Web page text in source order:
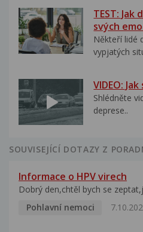
TEST:
svých
Někteří lidé
vypjatých
VIDEO:
Shlédněte
deprese..
SOUVISEJÍCÍ DOTAZY Z
Informace o HPV virech
Dobrý den,chtěl bych se
Pohlavní nemoci